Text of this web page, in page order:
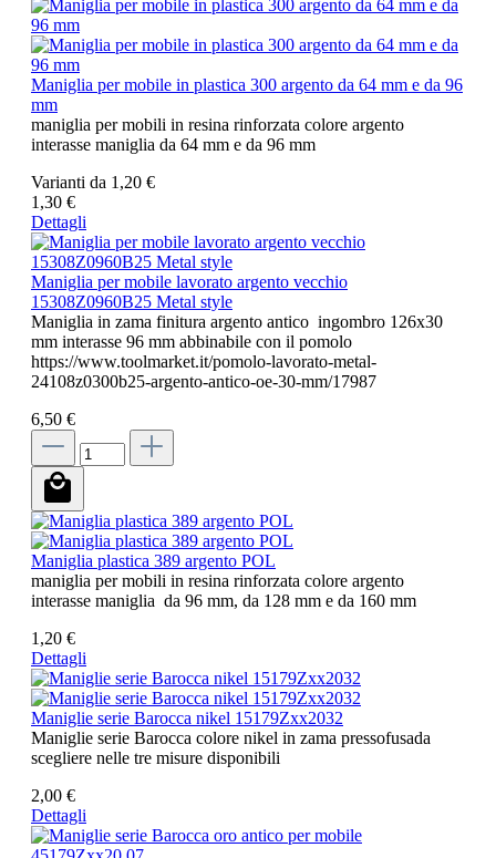
Maniglia per mobile in plastica 300 argento da 64 mm e da 96
mm
maniglia per mobili in resina rinforzata colore argento
interasse maniglia da 64 mm e da 96 mm
Varianti da 1,20 €
1,30 €
Dettagli
Maniglia per mobile lavorato argento vecchio
15308Z0960B25 Metal style
Maniglia in zama finitura argento antico ingombro 126x30
mm interasse 96 mm abbinabile con il pomolo
https://www.toolmarket.it/pomolo-lavorato-metal-
24108z0300b25-argento-antico-oe-30-mm/17987
6,50 €
Maniglia plastica 389 argento POL
maniglia per mobili in resina rinforzata colore argento
interasse maniglia da 96 mm, da 128 mm e da 160 mm
1,20 €
Dettagli
Maniglie serie Barocca nikel 15179Zxx2032
Maniglie serie Barocca colore nikel in zama pressofusada
scegliere nelle tre misure disponibili
2,00 €
Dettagli